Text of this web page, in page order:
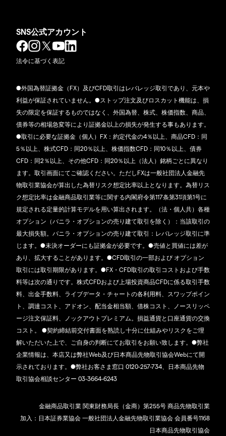
SNS公式アカウント
法令に基づく表記
●外国為替証拠金（FX）及びCFD取引はレバレッジ取引であり、元本や
利益が保証されていません。●ストップ注文及びロスカット機能は、損
失の限定を保証するものではなく、外国為替、株式、株価指数、商品、
債券等の相場急変等により証拠金以上の損失が発生する事もあります。
●取引に必要な証拠金（個人）FX：約定代金の4％以上、商品CFD：同
5％以上、株式CFD：同20％以上、株価指数CFD：同10％以上、債券
CFD：同2％以上、その他CFD：同20％以上（法人）銘柄ごとに異なり
ます。取引画面にてご確認ください。ただしFXは一般社団法人金融先
物取引業協会が算出した為替リスク想定比率以上となります。為替リス
ク想定比率は金融商品取引業等に関する内閣府令第117条第31項第1号に
規定される定量的計算モデルを用い算出されます。（法・個人共）各種
オプション（バニラ・オプションの売り建て取引を除く）：当該取引の
最大損失額。バニラ・オプションの売り建て取引：レバレッジ取引に準
じます。●未決オーダーにも証拠金が必要です。●売値と買値には差が
あり、拡大することがあります。●CFD取引の一部および オプション
取引には取引期限があります。●FX・CFD取引の取引コストおよび手数
料等は次の通りです。株式CFDおよび上場投資商品CFDに係る取引手数
料、出金手数料、ライブデータ・チャートの各利用料、スワップポイン
ト、調達コスト、アドオン、配当金相当額、借株コスト、ノースリッペ
ージ注文保証料、ノックアウトプレミアム。損益通貨と口座通貨の交換
コスト。 ●契約締結前交付書面を熟読し十分に仕組みやリスクをご理
解いただいた上で、ご自身の判断にてお取引をお願い致します。●弊社
企業情報は、本店又は弊社Web及び日本商品先物取引協会Webにて開
示されております。●弊社お客さま窓口 0120-257-734、日本商品先物
取引協会相談センター 03-3664-6243
金融商品取引業 関東財務局長（金商）第255号 商品先物取引業
加入：日本証券業協会 一般社団法人金融先物取引業協会 会員番号1168
日本商品先物取引協会